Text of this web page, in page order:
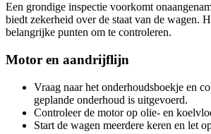
Een grondige inspectie voorkomt
biedt zekerheid over de staat van de wagen.
belangrijke punten om te controleren.
Motor en aandrijflijn
Vraag naar het onderhoudsboekje en
geplande onderhoud is uitgevoerd.
Controleer de motor op olie- en
Start de wagen meerdere keren en let